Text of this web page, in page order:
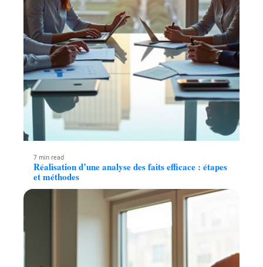
7 min read
Réalisation d’une analyse des faits efficace : étapes
et méthodes